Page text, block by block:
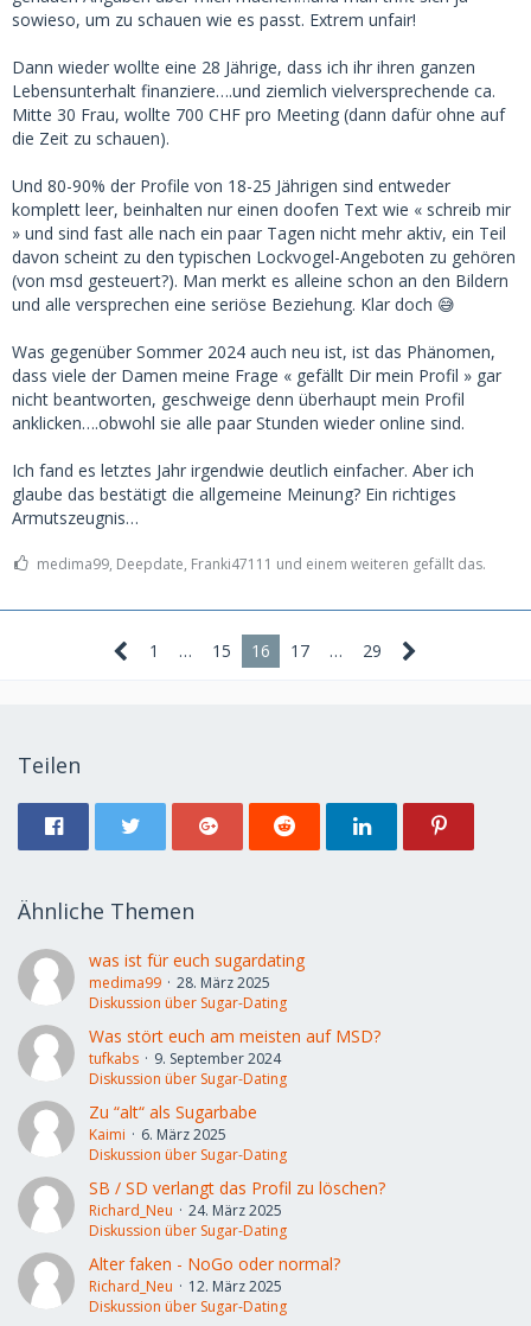
sowieso, um zu schauen wie es passt. Extrem unfair!
Dann wieder wollte eine 28 Jährige, dass ich ihr ihren ganzen
Lebensunterhalt finanziere….und ziemlich vielversprechende ca.
Mitte 30 Frau, wollte 700 CHF pro Meeting (dann dafür ohne auf
die Zeit zu schauen).
Und 80-90% der Profile von 18-25 Jährigen sind entweder
komplett leer, beinhalten nur einen doofen Text wie « schreib mir
» und sind fast alle nach ein paar Tagen nicht mehr aktiv, ein Teil
davon scheint zu den typischen Lockvogel-Angeboten zu gehören
(von msd gesteuert?). Man merkt es alleine schon an den Bildern
und alle versprechen eine seriöse Beziehung. Klar doch 😅
Was gegenüber Sommer 2024 auch neu ist, ist das Phänomen,
dass viele der Damen meine Frage « gefällt Dir mein Profil » gar
nicht beantworten, geschweige denn überhaupt mein Profil
anklicken….obwohl sie alle paar Stunden wieder online sind.
Ich fand es letztes Jahr irgendwie deutlich einfacher. Aber ich
glaube das bestätigt die allgemeine Meinung? Ein richtiges
Armutszeugnis…
medima99, Deepdate, Franki47111 und einem weiteren gefällt das.
1 … 15 16 17 … 29
Teilen
Ähnliche Themen
was ist für euch sugardating
medima99
28. März 2025
Diskussion über Sugar-Dating
Was stört euch am meisten auf MSD?
tufkabs
9. September 2024
Diskussion über Sugar-Dating
Zu “alt“ als Sugarbabe
Kaimi
6. März 2025
Diskussion über Sugar-Dating
SB / SD verlangt das Profil zu löschen?
Richard_Neu
24. März 2025
Diskussion über Sugar-Dating
Alter faken - NoGo oder normal?
Richard_Neu
12. März 2025
Diskussion über Sugar-Dating